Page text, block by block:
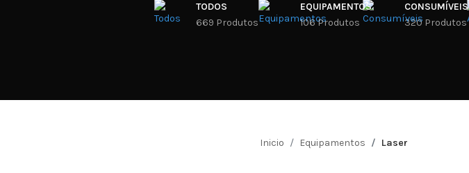
TODOS
669 Produtos
EQUIPAMENTOS
106 Produtos
CONSUMÍVEIS
320 Produtos
Inicio Equipamentos Laser